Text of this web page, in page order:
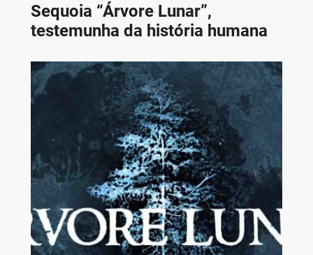
Sequoia “Árvore Lunar”,
testemunha da história humana